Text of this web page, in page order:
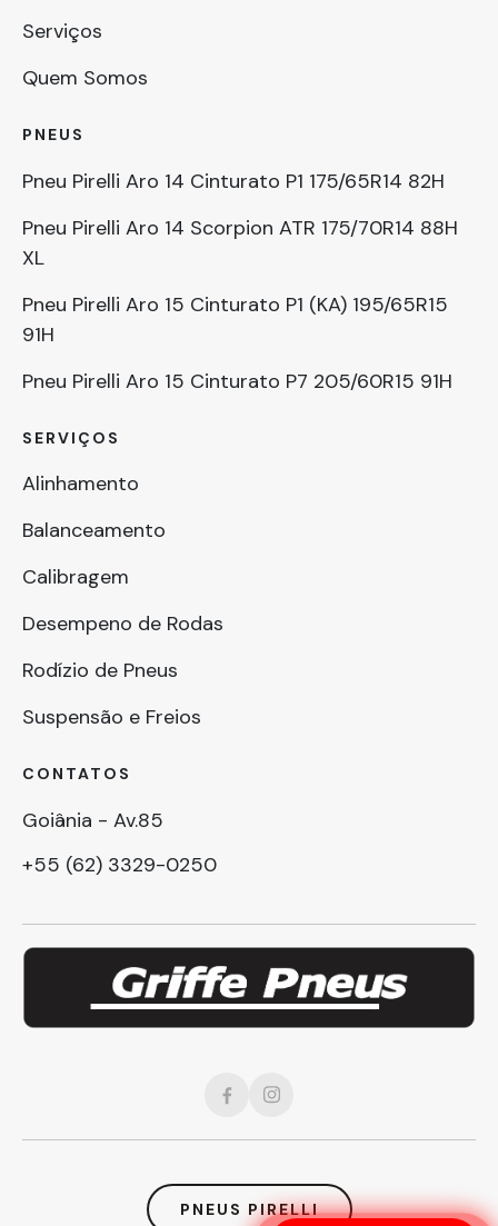
Serviços
Quem Somos
PNEUS
Pneu Pirelli Aro 14 Cinturato P1 175/65R14 82H
Pneu Pirelli Aro 14 Scorpion ATR 175/70R14 88H
XL
Pneu Pirelli Aro 15 Cinturato P1 (KA) 195/65R15
91H
Pneu Pirelli Aro 15 Cinturato P7 205/60R15 91H
SERVIÇOS
Alinhamento
Balanceamento
Calibragem
Desempeno de Rodas
Rodízio de Pneus
Suspensão e Freios
CONTATOS
Goiânia - Av.85
+55 (62) 3329-0250
PNEUS PIRELLI